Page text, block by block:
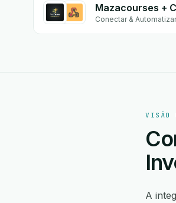
Conectar & Automatizar
VISÃO
A